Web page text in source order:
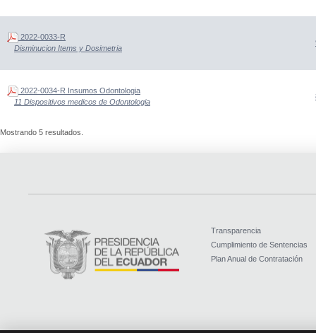
2022-0033-R
Disminucion Items y Dosimetria
2022-0034-R Insumos Odontologia
11 Dispositivos medicos de Odontologia
Mostrando 5 resultados.
Transparencia
Cumplimiento de Sentencias
Plan Anual de Contratación